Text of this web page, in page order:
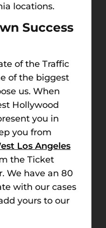
locations.
Success
of the Traffic
of the biggest
us. When
Hollywood
you in
you from
Los Angeles
the Ticket
We have an 80
with our cases
yours to our